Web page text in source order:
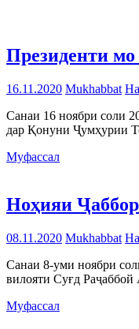
Президенти
16.11.2020 Mukhabbat
Санаи 16 ноябри соли
дар Қонуни Ҷумҳурии
Муфассал
Ноҳияи
08.11.2020 Mukhabbat
Санаи 8-уми ноябри
вилояти Суғд Раҷаббой
Муфассал